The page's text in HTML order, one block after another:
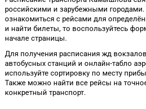
российскими и зарубежными городами.
ознакомиться с рейсами для
и найти билеты, то воспользуйтесь
начале страницы.
Для получения расписания жд вокзалов
автобусных станций и онлайн-табло
используйте сортировку по месту
Также можно найти все рейсы на
конкретный транспорт.